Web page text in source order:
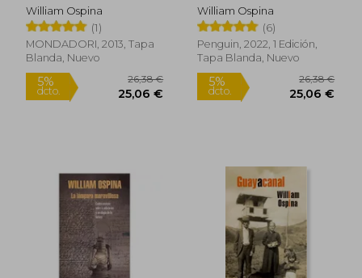
5%
dcto. 30,12 €
William Ospina
(1)
MONDADORI, 2013, Tapa
Blanda, Nuevo
William Ospina
(6)
Penguin, 2022, 1 Edición,
Tapa Blanda, Nuevo